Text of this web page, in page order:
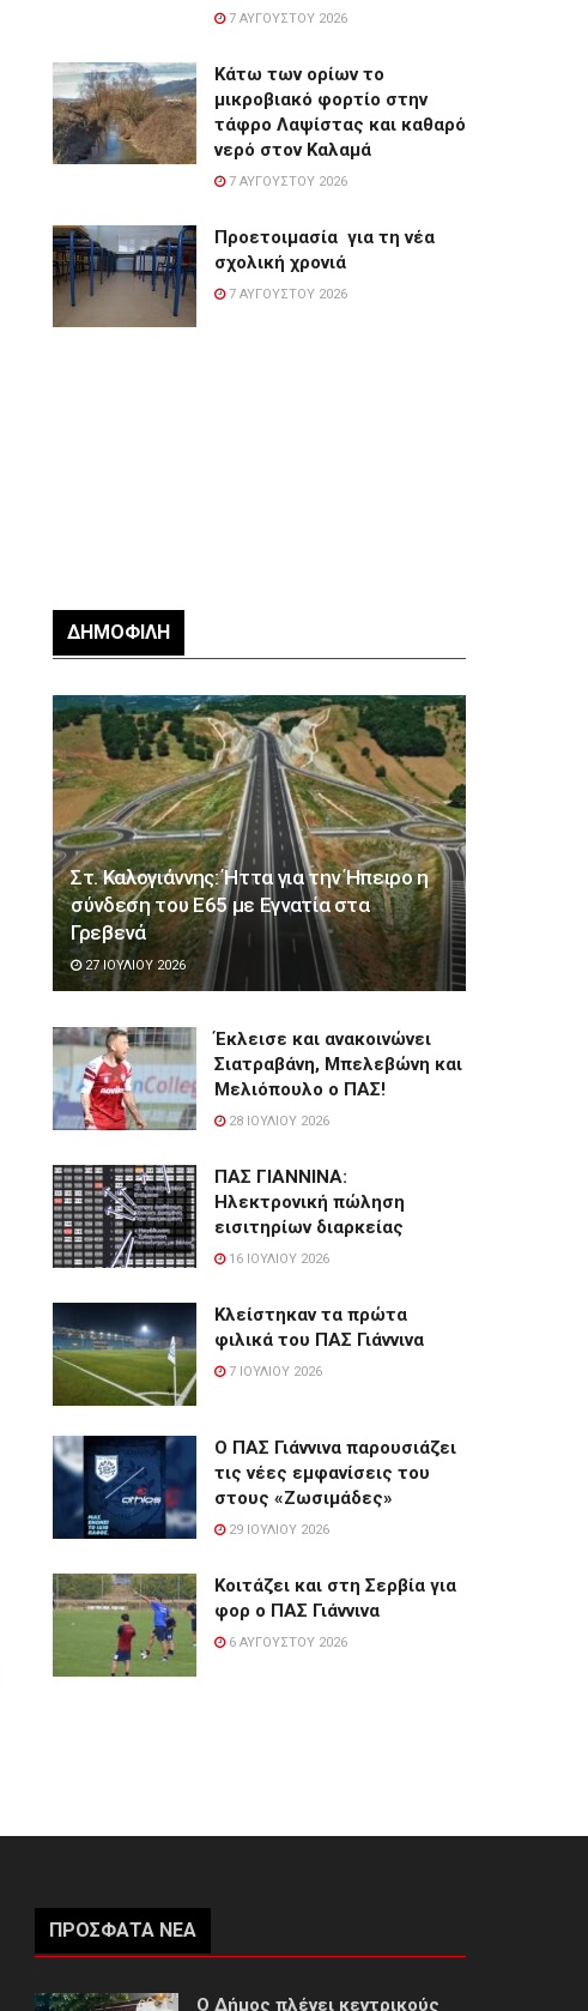
7 ΑΥΓΟΎΣΤΟΥ 2026
Κάτω των ορίων το
μικροβιακό φορτίο στην
τάφρο Λαψίστας και καθαρό
νερό στον Καλαμά
7 ΑΥΓΟΎΣΤΟΥ 2026
Προετοιμασία για τη νέα
σχολική χρονιά
7 ΑΥΓΟΎΣΤΟΥ 2026
ΔΗΜΟΦΙΛΉ
Στ. Καλογιάννης: Ήττα για την Ήπειρο η
σύνδεση του Ε65 με Εγνατία στα
Γρεβενά
27 ΙΟΥΛΊΟΥ 2026
Έκλεισε και ανακοινώνει
Σιατραβάνη, Μπελεβώνη και
Μελιόπουλο ο ΠΑΣ!
28 ΙΟΥΛΊΟΥ 2026
ΠΑΣ ΓΙΑΝΝΙΝΑ:
Hλεκτρονική πώληση
εισιτηρίων διαρκείας
16 ΙΟΥΛΊΟΥ 2026
Κλείστηκαν τα πρώτα
φιλικά του ΠΑΣ Γιάννινα
7 ΙΟΥΛΊΟΥ 2026
Ο ΠΑΣ Γιάννινα παρουσιάζει
τις νέες εμφανίσεις του
στους «Ζωσιμάδες»
29 ΙΟΥΛΊΟΥ 2026
Κοιτάζει και στη Σερβία για
φορ ο ΠΑΣ Γιάννινα
6 ΑΥΓΟΎΣΤΟΥ 2026
ΠΡΌΣΦΑΤΑ ΝΈΑ
Ο Δήμος πλένει κεντρικούς